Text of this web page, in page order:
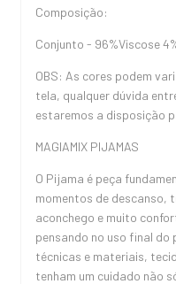
Composição:
Conjunto - 96%Viscose
OBS: As cores podem
tela, qualquer dúvida
estaremos a disposição
MAGIAMIX PIJAMAS
O Pijama é peça
momentos de descanso,
aconchego e muito
pensando no uso final
técnicas e materiais,
tenham um cuidado não